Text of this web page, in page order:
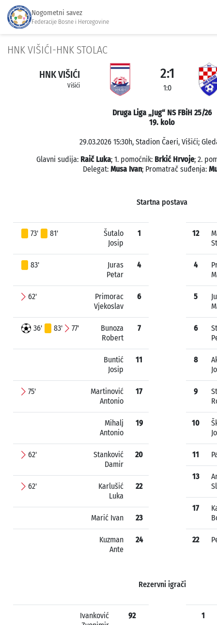
Nogometni savez
Federacije Bosne i Hercegovine
HNK VIŠIĆI-HNK STOLAC
HNK VIŠIĆI
Višići
2:1
1:0
Druga Liga „Jug“ NS FBiH 25/26
19. kolo
29.03.2026 15:30h, Stadion Čaeri, Višići;
Glavni sudija: Raič Luka; 1. pomoćnik: Brkić Hrvoje; 2.
Delegat: Musa Ivan; Promatrač suđenja:
Startna postava
73' 81'
Šutalo
Josip
1
83'
Juras
Petar
4
62'
Primorac
Vjekoslav
6
36' 83' 77'
Bunoza
Robert
7
Buntić
Josip
11
75'
Martinović
Antonio
17
Mihalj
Antonio
19
62'
Stanković
Damir
20
62'
Karlušić
Luka
22
Marić Ivan 23
Kuzman
Ante
24
12
4
5
6
8
9
10
11
13
17
22
Rezervni igrači
Ivanković
92 1